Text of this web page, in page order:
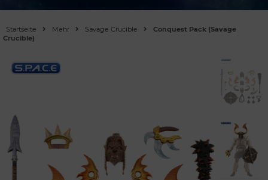
Startseite Mehr Savage Crucible
Conquest Pack (Savage
Crucible)